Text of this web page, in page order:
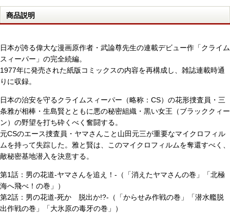
商品説明
日本が誇る偉大な漫画原作者・武論尊先生の連載デビュー作「クライム
スィーパー」の完全続編。
1977年に発売された紙版コミックスの内容を再構成し、雑誌連載時通
りに収録。
日本の治安を守るクライムスィーパー（略称：CS）の花形捜査員・三
条雅が相棒・生島賢とともに悪の秘密組織・黒い女王（ブラッククィー
ン）の野望を打ち砕くべく奮闘する。
元CSのエース捜査員・ヤマさんこと山田元三が重要なマイクロフィル
ムを持って失踪した。雅と賢は、このマイクロフィルムを奪還すべく、
敵秘密基地潜入を決意する。
第1話：男の花道-ヤマさんを追え！-（「消えたヤマさんの巻」「北極
海へ飛べ！の巻」）
第2話：男の花道-死か 脱出か!?-（「からせみ作戦の巻」「潜水艦脱
出作戦の巻」「大氷原の毒牙の巻」）